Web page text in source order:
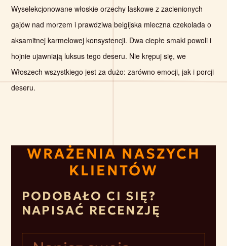
Wyselekcjonowane włoskie orzechy laskowe z zacienionych
gajów nad morzem i prawdziwa belgijska mleczna czekolada o
aksamitnej karmelowej konsystencji. Dwa ciepłe smaki powoli i
hojnie ujawniają luksus tego deseru. Nie krępuj się, we
Włoszech wszystkiego jest za dużo: zarówno emocji, jak i porcji
deseru.
WRAŻENIA NASZYCH
KLIENTÓW
PODOBAŁO CI SIĘ?
NAPISAĆ RECENZJĘ